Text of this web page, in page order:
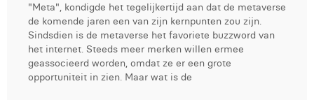
Diane Tremouroux
Edouard Polet
Elio Civalleri
"Meta", kondigde het tegelijkertijd aan dat de metaverse
de komende jaren een van zijn kernpunten zou zijn.
Sindsdien is de metaverse het favoriete buzzword van
het internet. Steeds meer merken willen ermee
geassocieerd worden, omdat ze er een grote
opportuniteit in zien. Maar wat is de